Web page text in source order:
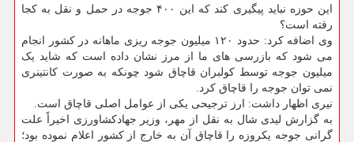
این حوزه نباید پیگیری کند که این ۴۰۰ جوجه در حمل و نقل به کجا
رفته است؟
وی اضافه کرد: حدود ۱۲۰ میلیون جوجه ریزی ماهانه در کشور انجام
می شود که بازرسی های ما از مرز نشان داده است که شاید یک
میلیون جوجه توسط کولبران قاچاق شود چونکه به صورت کانتینری
نمی توان جوجه را قاچاق کرد.
نیری اظهار داشت: ارز ترجیحی یکی از عوامل اصلی قاچاق است.
به گزارش لیدی شال به نقل از مهر، وزیر جهادکشاورزی اخیراً علت
گرانی جوجه یکروزه را قاچاق آن به خارج از کشور اعلام نموده بود؛